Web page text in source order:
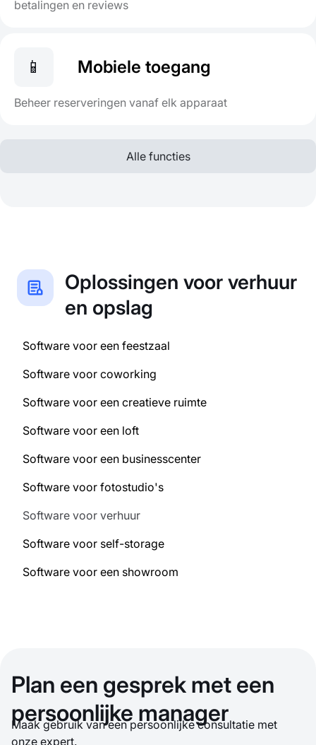
betalingen en reviews
📱 Mobiele toegang
Beheer reserveringen vanaf elk apparaat
Alle functies
Oplossingen voor verhuur
en opslag
Software voor een feestzaal
Software voor coworking
Software voor een creatieve ruimte
Software voor een loft
Software voor een businesscenter
Software voor fotostudio's
Software voor verhuur
Software voor self-storage
Software voor een showroom
Plan een gesprek met een
persoonlijke manager
Maak gebruik van een persoonlijke consultatie met
onze expert.